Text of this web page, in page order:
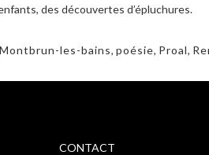
des découvertes d’épluchures.
Montbrun-les-bains, poésie, Proal,
CONTACT